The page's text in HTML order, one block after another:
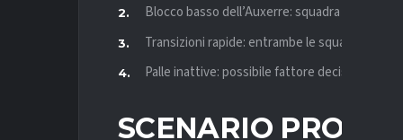
Blocco basso dell’Auxerre: squadra pronta a
Transizioni rapide: entrambe le squadre
Palle inattive: possibile fattore decisivo in una
SCENARIO